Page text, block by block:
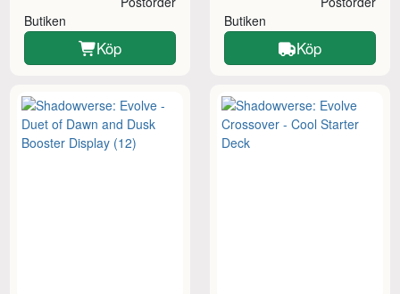
Butiken
Köp
Butiken
Köp